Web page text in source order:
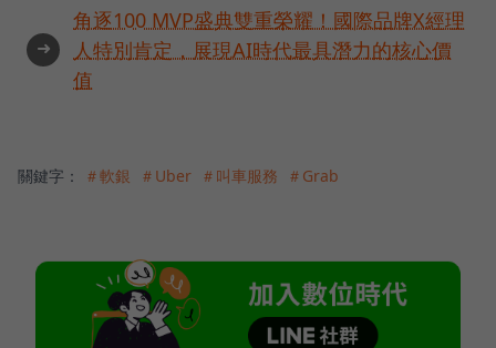
➜
角逐100 MVP盛典雙重榮耀！國際品牌X經理
人特別肯定，展現AI時代最具潛力的核心價
值
關鍵字： ＃軟銀 ＃Uber ＃叫車服務 ＃Grab